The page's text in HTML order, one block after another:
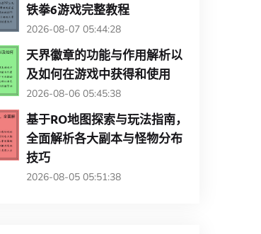
铁拳6游戏完整教程
2026-08-07 05:44:28
天界徽章的功能与作用解析以
及如何在游戏中获得和使用
2026-08-06 05:45:38
基于RO地图探索与玩法指南，
全面解析各大副本与怪物分布
技巧
2026-08-05 05:51:38